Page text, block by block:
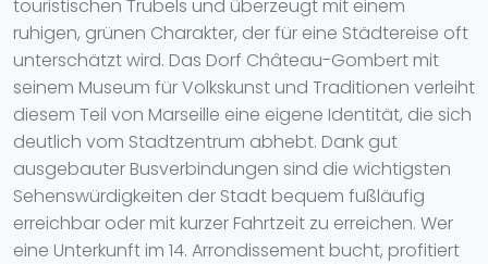
touristischen Trubels und überzeugt mit einem
ruhigen, grünen Charakter, der für eine Städtereise oft
unterschätzt wird. Das Dorf Château-Gombert mit
seinem Museum für Volkskunst und Traditionen verleiht
diesem Teil von Marseille eine eigene Identität, die sich
deutlich vom Stadtzentrum abhebt. Dank gut
ausgebauter Busverbindungen sind die wichtigsten
Sehenswürdigkeiten der Stadt bequem fußläufig
erreichbar oder mit kurzer Fahrtzeit zu erreichen. Wer
eine Unterkunft im 14. Arrondissement bucht, profitiert